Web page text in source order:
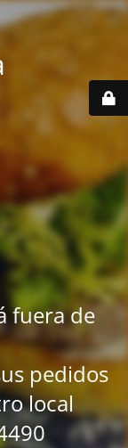
fuera de
pedidos
local